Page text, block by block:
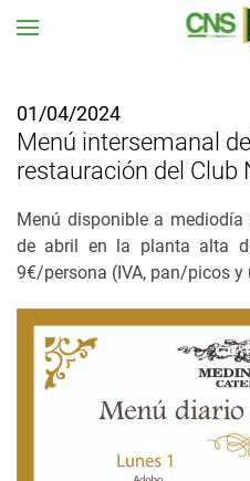
01/04/2024
Menú intersemanal
restauración del Club
Menú disponible a
de abril en la planta alta
9€/persona (IVA, pan/picos